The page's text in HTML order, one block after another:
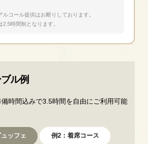
ルコール提供はお断りしております。
時間制となります。
ル例
時間込みで3.5時間を自由にご利用可能
ッフェ 例2：着席コース